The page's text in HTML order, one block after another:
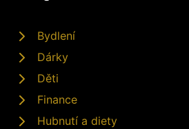
Bydlení
Dárky
Děti
Finance
Hubnutí a diety